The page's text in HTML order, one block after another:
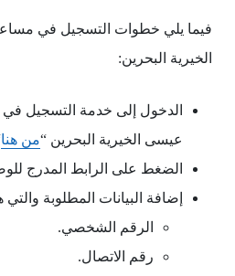
فيما يلي خطوات التسجيل في
الخيرية البحرين:
الدخول إلى خدمة التسجيل
عيسى الخيرية البحرين “من هنا
الضغط على الرابط المدرج
إضافة البيانات المطلوبة
الرقم الشخصي.
رقم الاتصال.